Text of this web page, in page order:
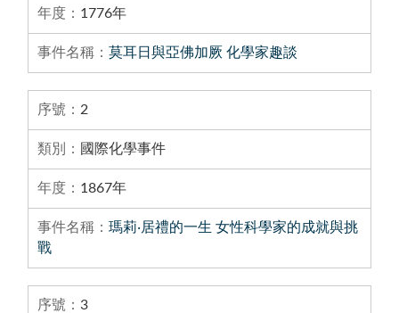
1776年
莫耳日與亞佛加厥 化學家趣談
2
國際化學事件
1867年
瑪莉‧居禮的一生 女性科學家的成就與挑
戰
3